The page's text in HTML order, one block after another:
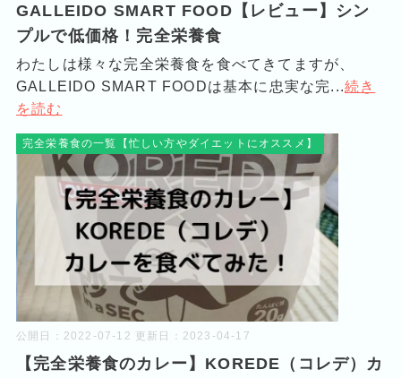
GALLEIDO SMART FOOD【レビュー】シン
プルで低価格！完全栄養食
わたしは様々な完全栄養食を食べてきてますが、
GALLEIDO SMART FOODは基本に忠実な完...続き
を読む
完全栄養食の一覧【忙しい方やダイエットにオススメ】
公開日： 2022-07-12 更新日： 2023-04-17
【完全栄養食のカレー】KOREDE（コレデ）カ